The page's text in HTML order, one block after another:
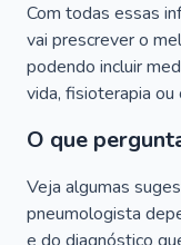
Com todas essas
vai prescrever o
podendo incluir
vida, fisioterapia ou
O que
Veja algumas
pneumologista